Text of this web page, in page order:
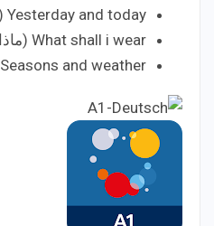
Yesterday and today (الأمس واليوم).
What shall i wear (ماذا أرتدي؟).
Seasons and weather (فصول السنة والطقس).